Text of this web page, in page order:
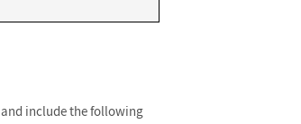
and include the following